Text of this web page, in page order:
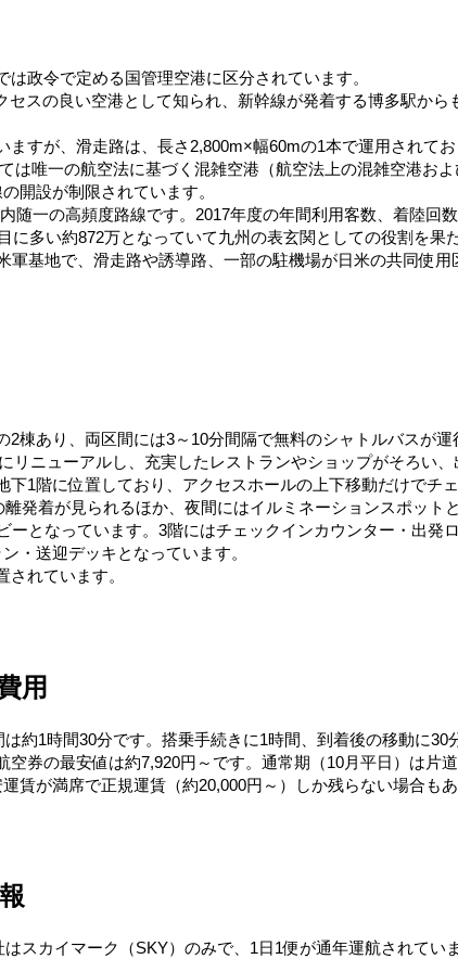
政令で定める国管理空港に区分されています。
スの良い空港として知られ、新幹線が発着する博多駅か
すが、滑走路は、長さ2,800m×幅60mの1本で運用されて
は唯一の航空法に基づく混雑空港（航空法上の混雑空港お
開設が制限されています。
随一の高頻度路線です。2017年度の年間利用客数、着陸回
に多い約872万となっていて九州の表玄関としての役割を果
基地で、滑走路や誘導路、一部の駐機場が日米の共同使
棟あり、両区間には3～10分間隔で無料のシャトルバスが運
リニューアルし、充実したレストランやショップがそろい
1階に位置しており、アクセスホールの上下移動だけでチ
発着が見られるほか、夜間にはイルミネーションスポット
となっています。3階にはチェックインカウンター・出発
・送迎デッキとなっています。
れています。
用
約1時間30分です。搭乗手続きに1時間、到着後の移動に
券の最安値は約7,920円～です。通常期（10月平日）は片
賃が満席で正規運賃（約20,000円～）しか残らない場合も
スカイマーク（SKY）のみで、1日1便が通年運航されてい